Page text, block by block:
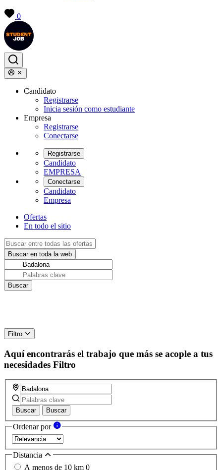
0
Candidato
Registrarse
Inicia sesión como estudiante
Empresa
Registrarse
Conectarse
Registrarse
Candidato
EMPRESA
Conectarse
Candidato
Empresa
Ofertas
En todo el sitio
Filtro
Aquí encontrarás el trabajo que más se acople a tus
necesidades Filtro
Buscar Buscar
Ordenar por
Distancia
A menos de 10 km 0